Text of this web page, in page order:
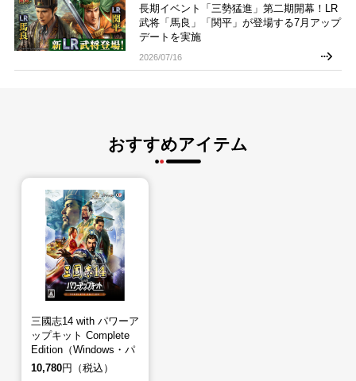
長期イベント「三勢猛進」第二期開幕！LR
武将「馬良」「関平」が登場する7月アップ
デートを実施
2026/07/16
おすすめアイテム
三國志14 with パワーア
ップキット Complete
Edition（Windows・パ
ッケージ版）
10,780円（税込）